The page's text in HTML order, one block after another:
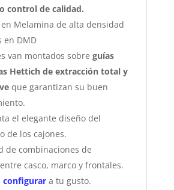
control de calidad.
Melamina de alta densidad
en DMD
van montados sobre guías
Hettich de extracción total y
que garantizan su buen
el elegante diseño del
de los cajones.
de combinaciones de
casco, marco y frontales.
configurara tu gusto.